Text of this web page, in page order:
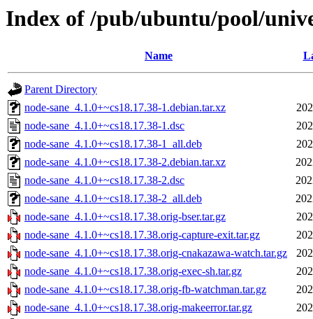
Index of /pub/ubuntu/pool/
Name
Parent Directory
node-sane_4.1.0+~cs18.17.38-1.debian.tar.xz
node-sane_4.1.0+~cs18.17.38-1.dsc
node-sane_4.1.0+~cs18.17.38-1_all.deb
node-sane_4.1.0+~cs18.17.38-2.debian.tar.xz
node-sane_4.1.0+~cs18.17.38-2.dsc
node-sane_4.1.0+~cs18.17.38-2_all.deb
node-sane_4.1.0+~cs18.17.38.orig-bser.tar.gz
node-sane_4.1.0+~cs18.17.38.orig-capture-exit.tar.gz
node-sane_4.1.0+~cs18.17.38.orig-cnakazawa-watch.tar.gz
node-sane_4.1.0+~cs18.17.38.orig-exec-sh.tar.gz
node-sane_4.1.0+~cs18.17.38.orig-fb-watchman.tar.gz
node-sane_4.1.0+~cs18.17.38.orig-makeerror.tar.gz